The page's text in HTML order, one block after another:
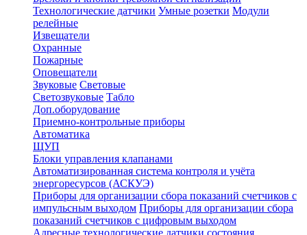
Технологические датчики Умные розетки Модули
релейные
Извещатели
Охранные
Пожарные
Оповещатели
Звуковые Световые
Светозвуковые Табло
Доп.оборудование
Приемно-контрольные приборы
Автоматика
ЩУП
Блоки управления клапанами
Автоматизированная система контроля и учёта
энергоресурсов (АСКУЭ)
Приборы для организации сбора показаний счетчиков с
импульсным выходом Приборы для организации сбора
показаний счетчиков с цифровым выходом
Адресные технологические датчики состояния